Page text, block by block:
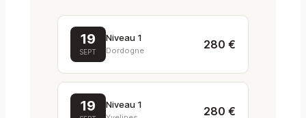
19
SEPT
Niveau 1
Dordogne 280 €
19 Niveau 1 280 €